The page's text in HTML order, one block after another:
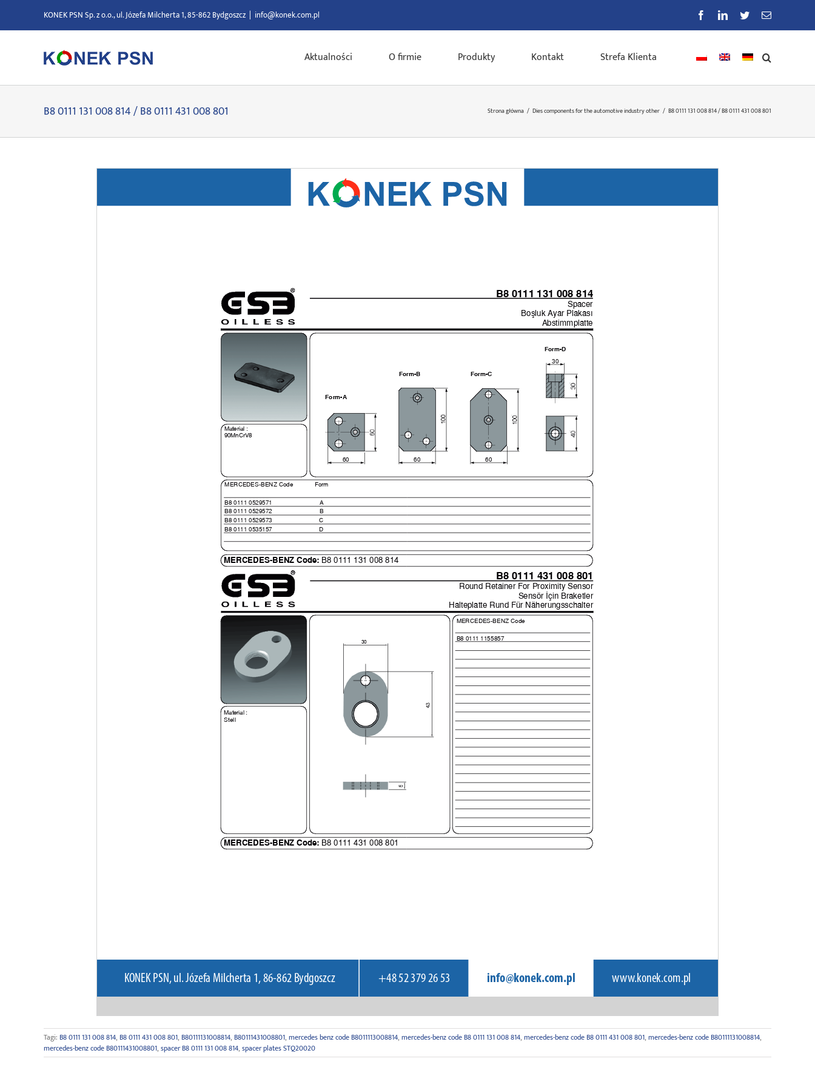
zawartości
KONEK PSN Sp. z o.o., ul. Józefa Milcherta 1, 85-862 Bydgoszcz | info@konek.com.pl FacebookLinkedIn
TwitterE-
Aktualności O firmie Produkty Kontakt Strefa Klienta
B8 0111 131 008 814 / B8 0111 431 008 801 Strona główna / Dies components for the automotive industry other / B8 0111 131 008 814 / B8 0111 431 008 801
Tagi: B8 0111 131 008 814, B8 0111 431 008 801, B80111131008814, B80111431008801, mercedes benz code B8011113008814, mercedes-benz code B8 0111 131 008 814, mercedes-benz code B8 0111 431 008 801, mercedes-benz code B80111131008814,
mercedes-benz code B80111431008801, spacer B8 0111 131 008 814, spacer plates STQ20020